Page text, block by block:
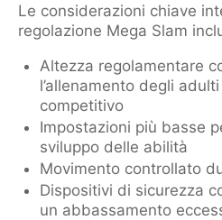
Le considerazioni chiave
regolazione Mega Slam
Altezza regolamentare
l’allenamento degli
competitivo
Impostazioni più basse
sviluppo delle abilità
Movimento controllato
Dispositivi di sicurezza
un abbassamento